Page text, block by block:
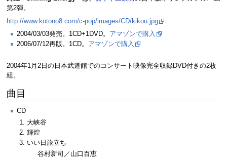
ビ
ゲ
シ
ョ
に
移
索
に
動
第2弾。
http://www.kotono8.com/c-pop/images/CD/kikou.jpg
2004/03/03発売。1CD+1DVD。 アマゾンで購入
2006/07/12再版。1CD。 アマゾンで購入
2004年1月2日の日本武道館でのコンサート映像完全収録DVD付きの2枚
組。
曲目
CD
大峡谷
輝煌
いい日旅立ち
谷村新司／山口百恵